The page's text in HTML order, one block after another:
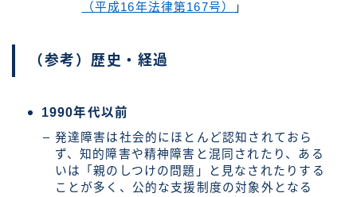
（平成16年法律第167号）
」
（参考）歴史・経過
1990年代以前
発達障害は社会的にほとんど認知されておら
ず、知的障害や精神障害と混同されたり、ある
いは「親のしつけの問題」と見なされたりする
ことが多く、公的な支援制度の対象外となる